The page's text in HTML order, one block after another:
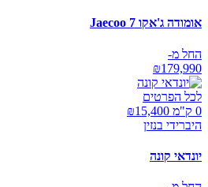
אומודה ג'אקו Jaecoo 7
החל מ-
₪179,990
לכל הפרטים
0 ק"מ ₪
15,400
היברידי בנזין
יונדאי קונה